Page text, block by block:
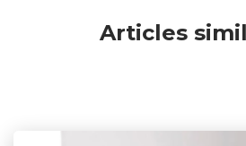
Articles